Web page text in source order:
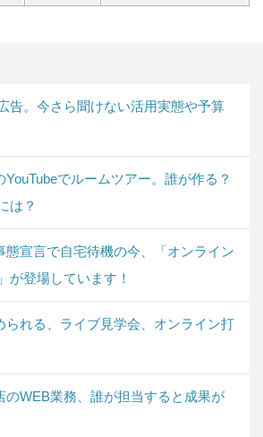
告。今さら聞けない活用実態や予算
YouTubeでルームツアー。誰が作る？
は？
態宣言で自宅待機の今、「オンライン
が登場しています！
られる、ライブ見学会、オンライン打
のWEB業務、誰が担当すると成果が